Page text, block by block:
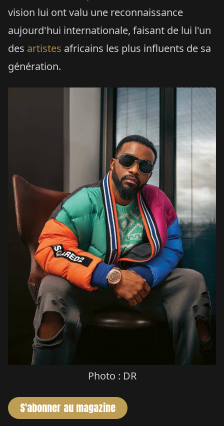
vision lui ont valu une reconnaissance
aujourd'hui internationale, faisant de lui l'un
des artistes africains les plus influents de sa
génération.
Photo : DR
S'abonner au magazine